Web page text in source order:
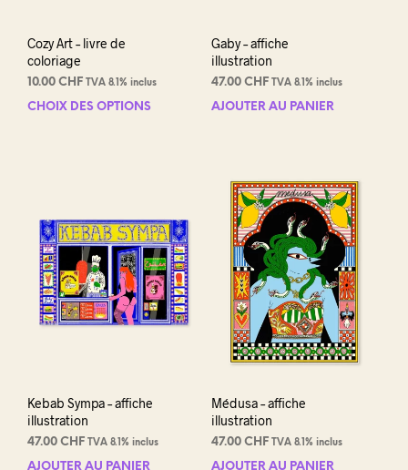
Cozy Art – livre de
coloriage
10.00 CHF TVA 8.1% inclus
CHOIX DES OPTIONS
Ce
variations.
options
peuvent
choisies
Gaby – affiche
illustration
47.00 CHF TVA 8.1% inclus
AJOUTER AU PANIER
Kebab Sympa – affiche
illustration
47.00 CHF TVA 8.1% inclus
AJOUTER AU PANIER
Médusa – affiche
illustration
47.00 CHF TVA 8.1% inclus
AJOUTER AU PANIER